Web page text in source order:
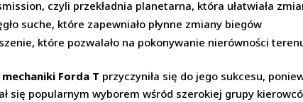
czyli przekładnia planetarna, która ułatwiała
suche, które zapewniało płynne zmiany biegów
które pozwalało na pokonywanie nierówności
Forda T przyczyniła się do jego sukcesu,
się popularnym wyborem wśród szerokiej grupy